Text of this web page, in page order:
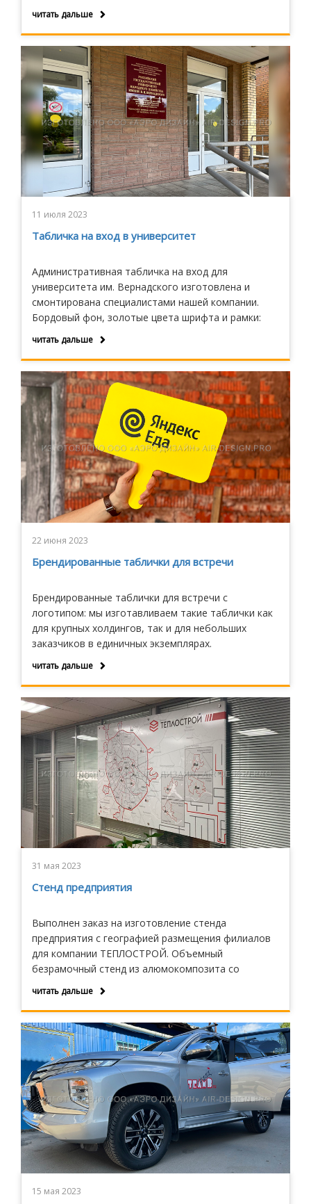
офисов, вывески-идентификаторы этажей,
таблички на кабинеты и переговорные комнаты,
консольные указатели кофе поинтов и мест
общего пользования.
читать дальше
11 июля 2023
Табличка на вход в университет
Административная табличка на вход для
университета им. Вернадского изготовлена и
смонтирована специалистами нашей компании.
Бордовый фон, золотые цвета шрифта и рамки:
классический вариант для таблички на вход в
административное здание учебного учреждения в
России.
читать дальше
22 июня 2023
Брендированные таблички для встречи
Брендированные таблички для встречи с
логотипом: мы изготавливаем такие таблички как
для крупных холдингов, так и для небольших
заказчиков в единичных экземплярах.
читать дальше
31 мая 2023
Стенд предприятия
Выполнен заказ на изготовление стенда
предприятия с географией размещения филиалов
для компании ТЕПЛОСТРОЙ. Объемный
безрамочный стенд из алюмокомпозита со
стал настоящим украшением интерьера
организации.
читать дальше
15 мая 2023